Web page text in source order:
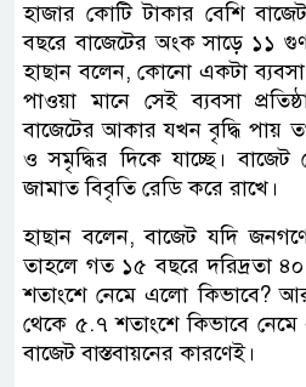
হাজার কোটি টাকার বেশি
বছরে বাজেটের অংক সাড়ে ১১ গুণ
হাছান বলেন, কোনো একটা ব্যবসা
পাওয়া মানে সেই ব্যবসা
বাজেটের আকার যখন বৃদ্ধি পায়
ও সমৃদ্ধির দিকে যাচ্ছে।
জামাত বিবৃতি রেডি করে রাখে।
হাছান বলেন, বাজেট যদি
তাহলে গত ১৫ বছরে দরিদ্রতা
শতাংশে নেমে এলো কিভাবে?
থেকে ৫.৭ শতাংশে কিভাবে
বাজেট বাস্তবায়নের কারণেই।